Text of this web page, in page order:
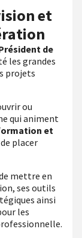
et
de
les grandes
projets
ou
qui animent
et
placer
mettre en
ses outils
ainsi
les